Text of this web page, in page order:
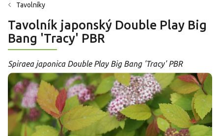
Tavolníky
Tavolník japonský Double Play Big
Bang 'Tracy' PBR
Spiraea japonica Double Play Big Bang 'Tracy' PBR